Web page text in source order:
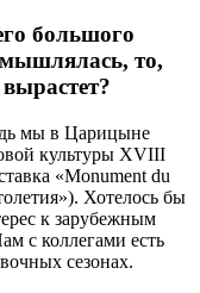
большого
то,
мы в Царицыне
культуры XVIII
«Monument du
Хотелось бы
к зарубежным
с коллегами есть
сезонах.